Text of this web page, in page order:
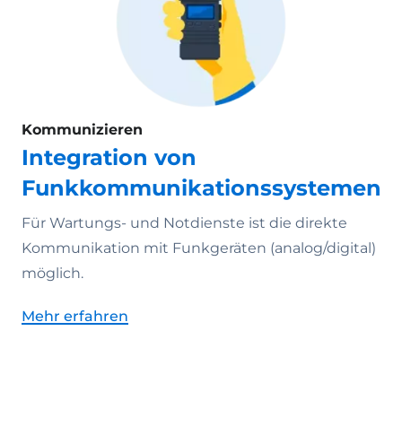
Kommunizieren
Integration von
Funkkommunikationssystemen
Für Wartungs- und Notdienste ist die direkte
Kommunikation mit Funkgeräten (analog/digital)
möglich.
Mehr erfahren